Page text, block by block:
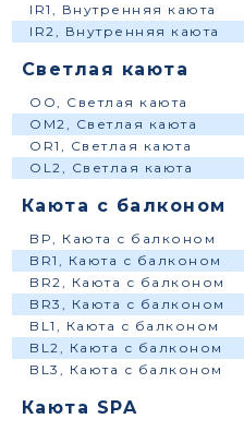
IR1, Внутренняя каюта
IR2, Внутренняя каюта
Светлая каюта
OO, Светлая каюта
OM2, Светлая каюта
OR1, Светлая каюта
OL2, Светлая каюта
Каюта с балконом
BP, Каюта с балконом
BR1, Каюта с балконом
BR2, Каюта с балконом
BR3, Каюта с балконом
BL1, Каюта с балконом
BL2, Каюта с балконом
BL3, Каюта с балконом
Каюта SPA